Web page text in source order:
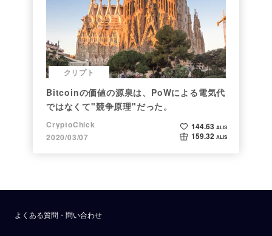
クリプト
Bitcoinの価値の源泉は、PoWによる電気代
ではなくて"競争原理"だった。
CryptoChick
2020/03/07
144.63 ALIS
159.32 ALIS
よくある質問・問い合わせ